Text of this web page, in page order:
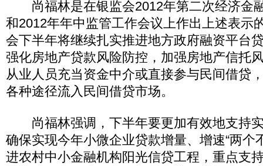
尚福林是在银监会2012年第二次经济金
和2012年年中监管工作会议上作出上述表示
会下半年将继续扎实推进地方政府融资平台
强化房地产贷款风险防控，加强房地产信托
从业人员充当资金中介或直接参与民间借贷
各种途径流入民间借贷市场。
尚福林强调，下半年要更加有效地支持
确保实现今年小微企业贷款增量、增速“两个
进农村中小金融机构阳光信贷工程，重点支